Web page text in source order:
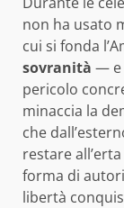
non ha usato
cui si fonda
sovranità — e
pericolo
minaccia la
che
restare
forma di
libertà